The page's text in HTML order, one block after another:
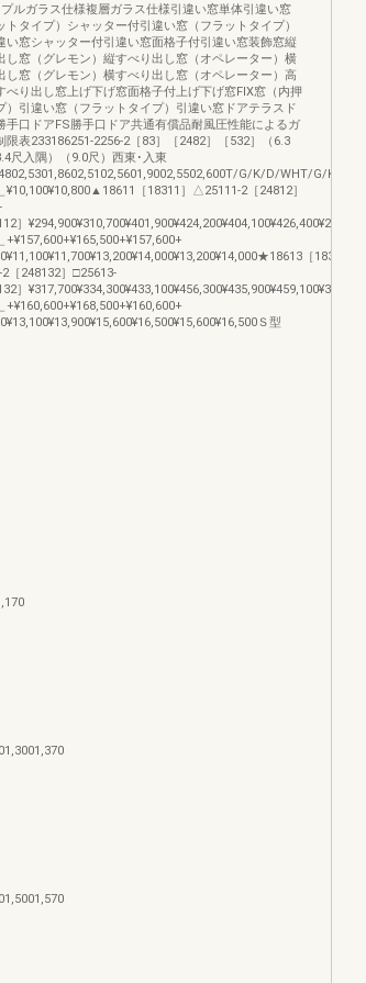
ルガラス仕様複層ガラス仕様引違い窓単体引違い窓
トタイプ）シャッター付引違い窓（フラットタイプ）
い窓シャッター付引違い窓面格子付引違い窓装飾窓縦
し窓（グレモン）縦すべり出し窓（オペレーター）横
し窓（グレモン）横すべり出し窓（オペレーター）高
べり出し窓上げ下げ窓面格子付上げ下げ窓FIX窓（内押
）引違い窓（フラットタイプ）引違い窓ドアテラスド
手口ドアFS勝手口ドア共通有償品耐風圧性能によるガ
限表233186251-2256-2［83］［2482］［532］（6.3
尺入隅）（9.0尺）西東･入東
G/K/D/WHT/G/K/D/
¥10,100¥10,800▲18611［18311］△25111-2［24812］
］
+¥157,600+¥165,500+¥157,600+
［18313］
［248132］□25613-
］
+¥160,600+¥168,500+¥160,600+
Ｓ型